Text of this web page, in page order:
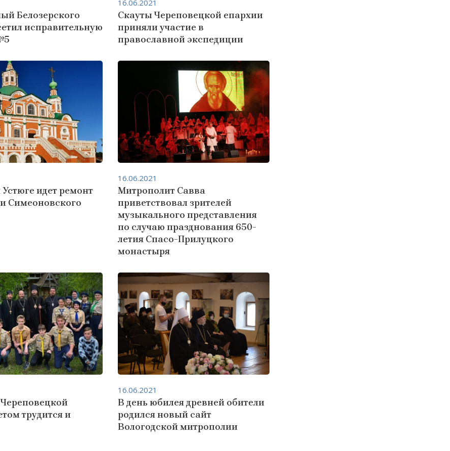
Белозерского
исправительную
Скауты Череповецкой епархии
приняли участие в
православной экспедиции
16.06.2021
идет ремонт
Симеоновского
Митрополит Савва
приветствовал зрителей
музыкального представления
по случаю празднования 650-
летия Спасо-Прилуцкого
монастыря
16.06.2021
трудится и
В день юбилея древней обители
родился новый сайт
Вологодской митрополии
16.06.2021